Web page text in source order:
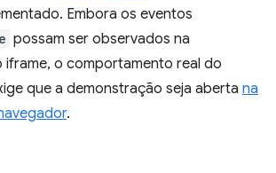
Embora os eventos
possam ser observados na
o comportamento real do
que a demonstração seja aberta na
.